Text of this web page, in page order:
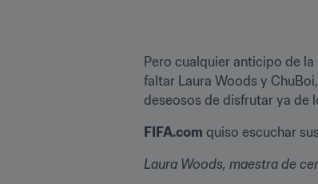
Pero cualquier anticipo de
faltar Laura Woods y
deseosos de disfrutar ya de
FIFA.com quiso escuchar
Laura Woods, maestra de